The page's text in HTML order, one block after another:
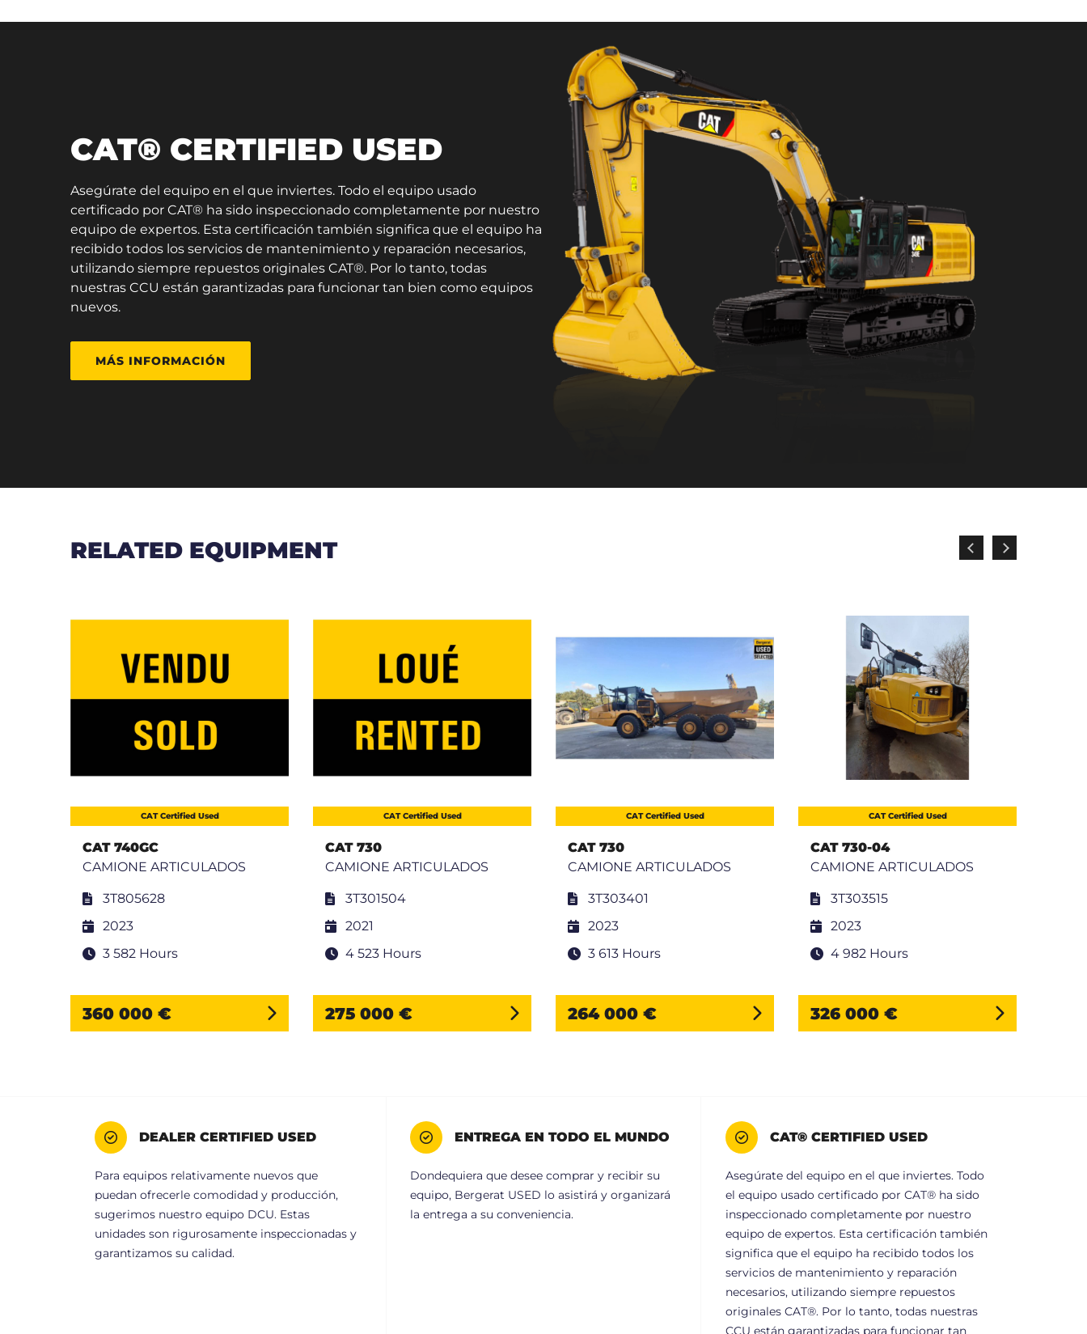
CAT® CERTIFIED USED
Asegúrate del equipo en el que inviertes. Todo el equipo usado
certificado por CAT® ha sido inspeccionado completamente por nuestro
equipo de expertos. Esta certificación también significa que el equipo ha
recibido todos los servicios de mantenimiento y reparación necesarios,
utilizando siempre repuestos originales CAT®. Por lo tanto, todas
nuestras CCU están garantizadas para funcionar tan bien como equipos
nuevos.
MÁS INFORMACIÓN
RELATED EQUIPMENT
CAT Certified Used
CAT 740GC
CAMIONE ARTICULADOS
3T805628
2023
3 582 Hours
360 000 €
CAT Certified Used
CAT 730
CAMIONE ARTICULADOS
3T301504
2021
4 523 Hours
275 000 €
CAT Certified Used
CAT 730
CAMIONE ARTICULADOS
3T303401
2023
3 613 Hours
264 000 €
CAT Certified Used
CAT 730-04
CAMIONE ARTICULADOS
3T303515
2023
4 982 Hours
326 000 €
DEALER CERTIFIED USED
Para equipos relativamente nuevos que
puedan ofrecerle comodidad y producción,
sugerimos nuestro equipo DCU. Estas
unidades son rigurosamente inspeccionadas y
garantizamos su calidad.
ENTREGA EN TODO EL MUNDO
Dondequiera que desee comprar y recibir su
equipo, Bergerat USED lo asistirá y organizará
la entrega a su conveniencia.
CAT® CERTIFIED USED
Asegúrate del equipo en el que inviertes. Todo
el equipo usado certificado por CAT® ha sido
inspeccionado completamente por nuestro
equipo de expertos. Esta certificación también
significa que el equipo ha recibido todos los
servicios de mantenimiento y reparación
necesarios, utilizando siempre repuestos
originales CAT®. Por lo tanto, todas nuestras
CCU están garantizadas para funcionar tan